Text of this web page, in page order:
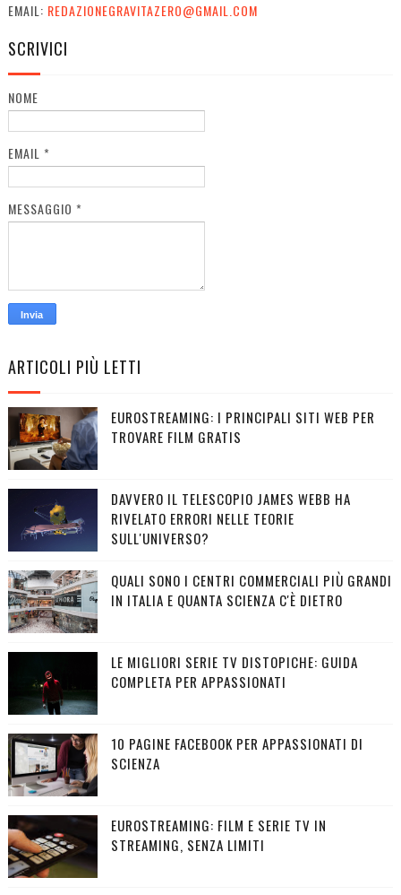
EMAIL: REDAZIONEGRAVITAZERO@GMAIL.COM
SCRIVICI
NOME
EMAIL *
MESSAGGIO *
ARTICOLI PIÙ LETTI
EUROSTREAMING: I PRINCIPALI SITI WEB PER
TROVARE FILM GRATIS
DAVVERO IL TELESCOPIO JAMES WEBB HA
RIVELATO ERRORI NELLE TEORIE
SULL'UNIVERSO?
QUALI SONO I CENTRI COMMERCIALI PIÙ GRANDI
IN ITALIA E QUANTA SCIENZA C'È DIETRO
LE MIGLIORI SERIE TV DISTOPICHE: GUIDA
COMPLETA PER APPASSIONATI
10 PAGINE FACEBOOK PER APPASSIONATI DI
SCIENZA
EUROSTREAMING: FILM E SERIE TV IN
STREAMING, SENZA LIMITI